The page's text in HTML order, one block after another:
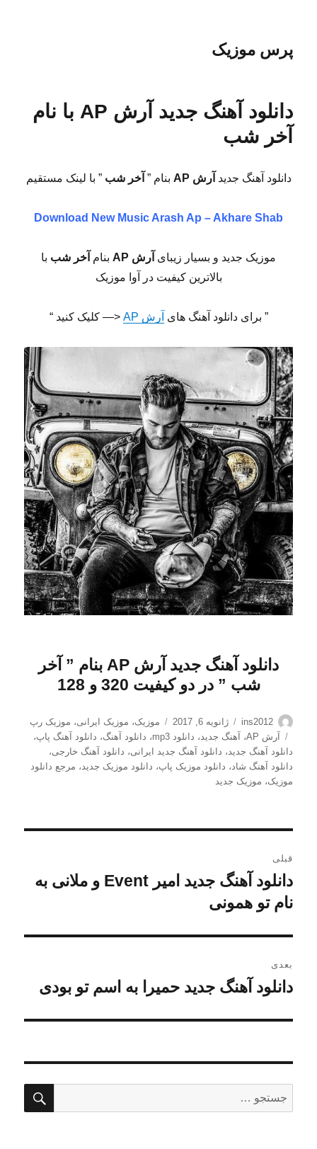
پرس موزیک
دانلود آهنگ جدید آرش AP با نام
آخر شب
دانلود آهنگ جدید آرش AP بنام ” آخر شب” با لینک مستقیم
Download New Music Arash Ap – Akhare Shab
موزیک جدید و بسیار زیبای آرش AP بنام آخر شب با
بالاترین کیفیت در آوا موزیک
” برای دانلود آهنگ های آرش AP <— کلیک کنید “
دانلود آهنگ جدید آرش AP بنام ” آخر
شب ” در دو کیفیت 320 و 128
نویسنده
ins2012
ارسال
شده
در
ژانویه 6, 2017 دسته‌ها
موزیک، موزیک ایرانی، موزیک رپ
برچسب‌ها
آرش AP ، آهنگ جدید، دانلود mp3 ، دانلود آهنگ، دانلود آهنگ پاپ،
دانلود آهنگ جدید، دانلود آهنگ جدید ایرانی، دانلود آهنگ خارجی،
دانلود آهنگ شاد، دانلود موزیک پاپ، دانلود موزیک جدید، مرجع دانلود
موزیک، موزیک جدید
نوشته
قبلی
نوشته
قبلی:
دانلود آهنگ جدید امیر Event و ملانی به
نام تو همونی
بعدی
نوشته
دانلود آهنگ جدید حمیرا به اسم تو بودی
برای: